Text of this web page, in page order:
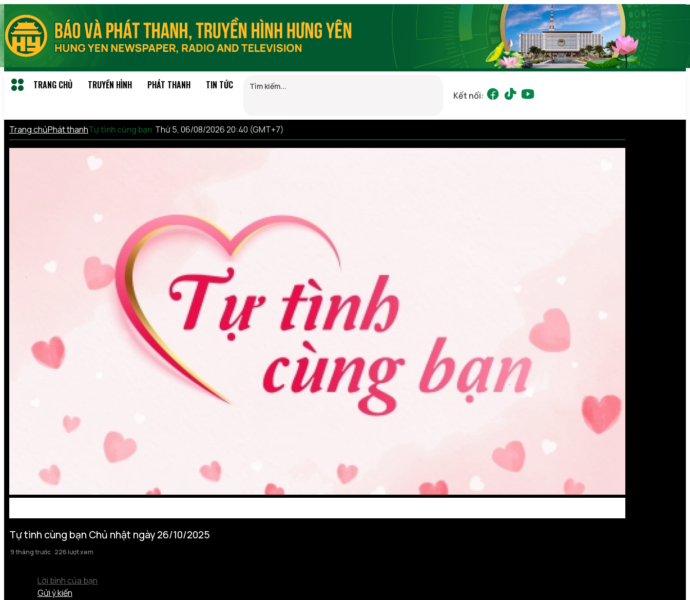
TRANG CHỦ TRUYỀN HÌNH PHÁT THANH TIN TỨC
Kết nối:
Trang chủPhát thanhTự tình cùng bạn Thứ 5, 06/08/2026 20:40 (GMT+7)
Tự tình cùng bạn Chủ nhật ngày 26/10/2025
9 tháng trước 226 lượt xem
Lời bình của bạn
Gửi ý kiến